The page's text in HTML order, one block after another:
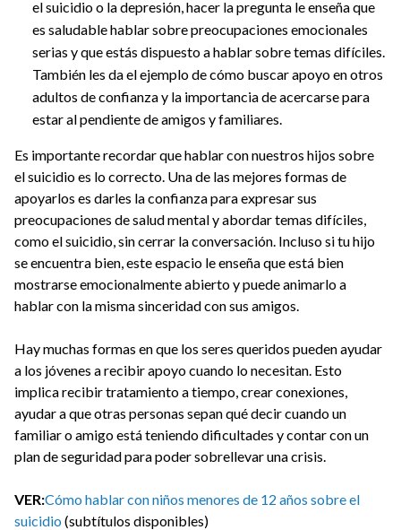
el suicidio o la depresión, hacer la pregunta le enseña que
es saludable hablar sobre preocupaciones emocionales
serias y que estás dispuesto a hablar sobre temas difíciles.
También les da el ejemplo de cómo buscar apoyo en otros
adultos de confianza y la importancia de acercarse para
estar al pendiente de amigos y familiares.
Es importante recordar que hablar con nuestros hijos sobre
el suicidio es lo correcto. Una de las mejores formas de
apoyarlos es darles la confianza para expresar sus
preocupaciones de salud mental y abordar temas difíciles,
como el suicidio, sin cerrar la conversación. Incluso si tu hijo
se encuentra bien, este espacio le enseña que está bien
mostrarse emocionalmente abierto y puede animarlo a
hablar con la misma sinceridad con sus amigos.
Hay muchas formas en que los seres queridos pueden ayudar
a los jóvenes a recibir apoyo cuando lo necesitan. Esto
implica recibir tratamiento a tiempo, crear conexiones,
ayudar a que otras personas sepan qué decir cuando un
familiar o amigo está teniendo dificultades y contar con un
plan de seguridad para poder sobrellevar una crisis.
VER:Cómo hablar con niños menores de 12 años sobre el
suicidio (subtítulos disponibles)